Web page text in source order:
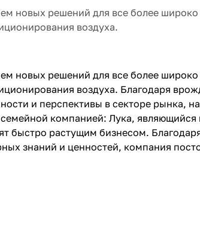
новых решений для все более
воздуха.
новых решений для все более
воздуха. Благодаря
и перспективы в секторе рынка,
семейной компанией: Лука,
быстро растущим бизнесом.
знаний и ценностей, компания